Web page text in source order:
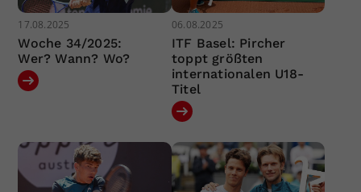
17.08.2025
Woche 34/2025:
Wer? Wann? Wo?
06.08.2025
ITF Basel: Pircher
toppt größten
internationalen U18-
Titel